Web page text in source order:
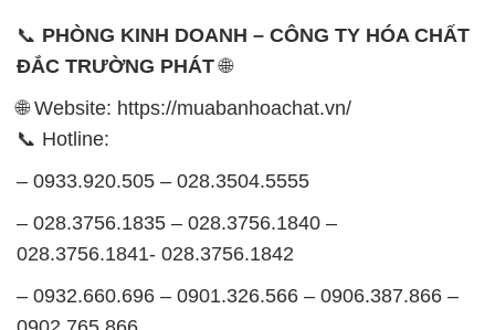
📞 PHÒNG KINH DOANH – CÔNG TY HÓA CHẤT
ĐẮC TRƯỜNG PHÁT🌐
🌐 Website: https://muabanhoachat.vn/
📞 Hotline:
– 0933.920.505 – 028.3504.5555
– 028.3756.1835 – 028.3756.1840 –
028.3756.1841- 028.3756.1842
– 0932.660.696 – 0901.326.566 – 0906.387.866 –